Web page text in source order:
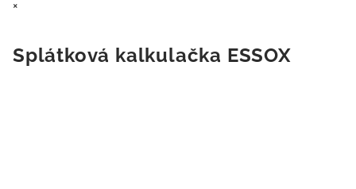
×
Splátková kalkulačka ESSOX